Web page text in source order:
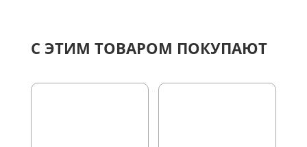
С ЭТИМ ТОВАРОМ ПОКУПАЮТ